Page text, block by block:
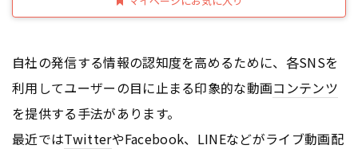
自社の発信する情報の認知度を高めるために、各SNSを
利用してユーザーの目に止まる印象的な動画コンテンツ
を提供する手法があります。
最近ではTwitterやFacebook、LINEなどがライブ動画配